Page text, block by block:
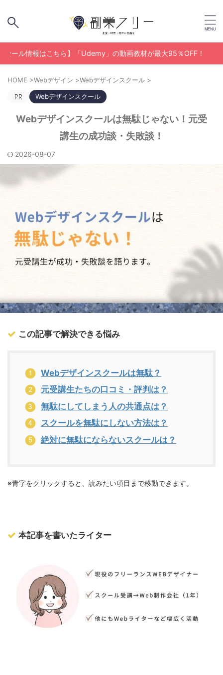
はこちら】「Udemy」の動画教材が最大95％OFF！
HOME >Webデザイン >Webデザインスクール >
Webデザインスクール
Webデザインスクールは無駄じゃない！元受
講生の成功談・失敗談！
2026-08-07
この記事で解決できる悩み
Webデザインスクールは無駄？
元受講生たちの口コミ・評判は？
無駄にしてしまう人の共通点は？
スクールを無駄にしない方法は？
絶対に無駄にならないスクールは？
※青字をクリックすると、読みたい項目まで移動できます。
本記事を書いたライター